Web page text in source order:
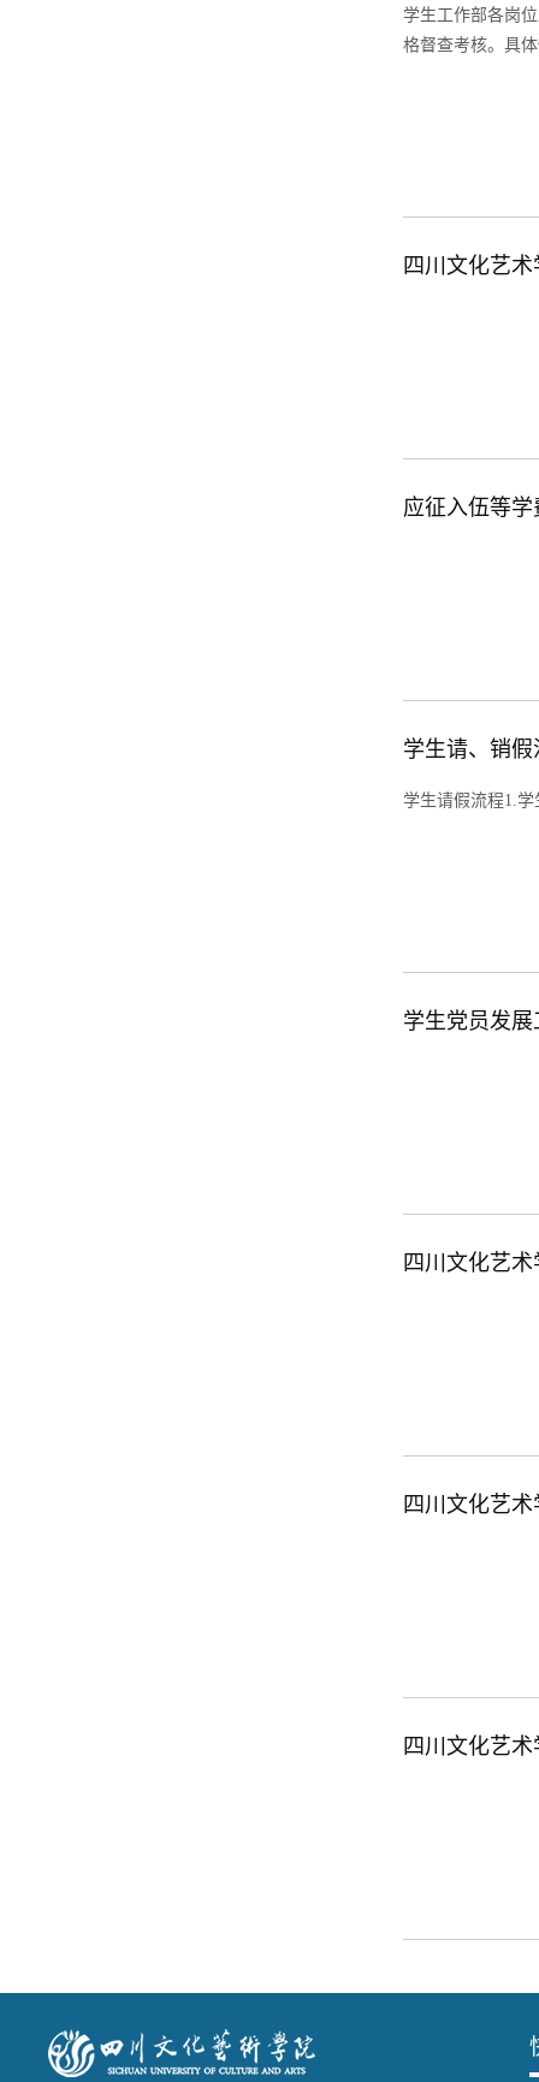
学生工作部各岗
格督查考核。具
四川文化艺
应征入伍等
学生请、销假
学生请假流程1.
学生党员发
四川文化艺
四川文化艺
四川文化艺